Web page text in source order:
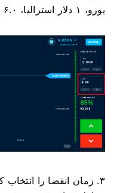
یورو، ۱ دلار استرالیا، ۶.۰ روپیه یا ۲۵ روپیه باشد.
۳. زمان انقضا را